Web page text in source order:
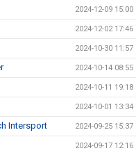
2024-12-09 15:00
2024-12-02 17:46
2024-10-30 11:57
2024-10-14 08:55
2024-10-11 19:18
2024-10-01 13:34
Intersport 2024-09-25 15:37
2024-09-17 12:16